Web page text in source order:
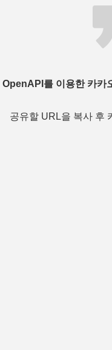
OpenAPI를 이용한 카카
공유할 URL을 복사 후